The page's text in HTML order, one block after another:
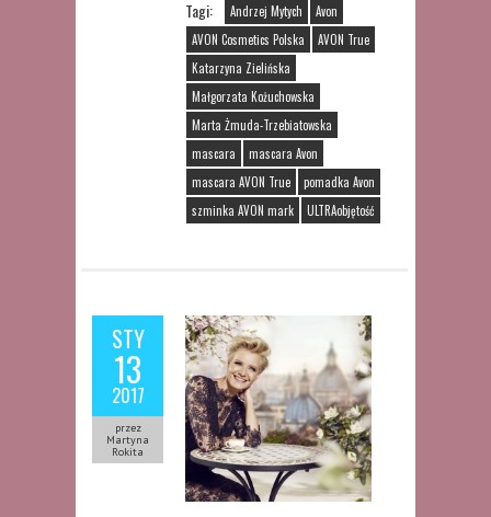
Tagi: Andrzej Mytych
Avon
AVON Cosmetics Polska
AVON True
Katarzyna Zielińska
Małgorzata Kożuchowska
Marta Żmuda-Trzebiatowska
mascara
mascara Avon
mascara AVON True
pomadka Avon
szminka AVON mark
ULTRAobjętość
STY
13
2017
przez
Martyna
Rokita